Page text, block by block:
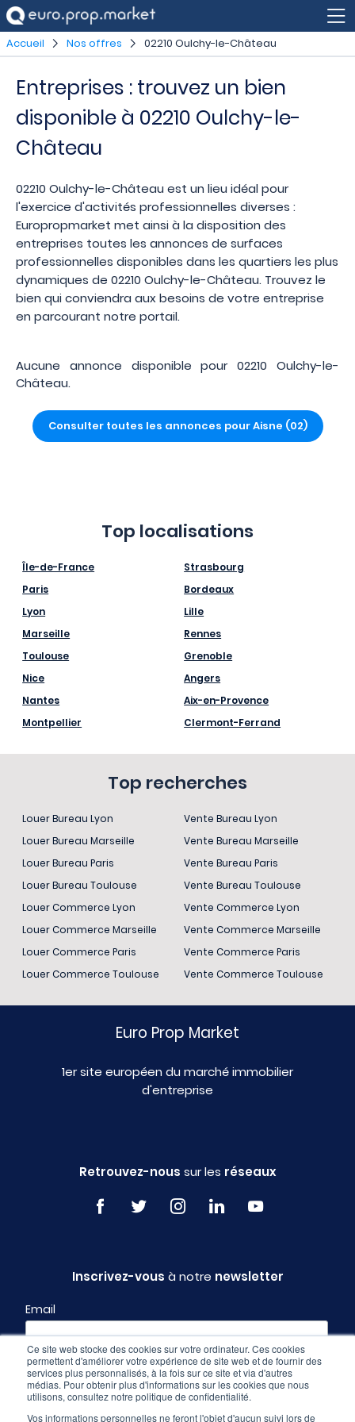
Ce site web stocke des cookies sur votre ordinateur. Ces cookies
permettent d'améliorer votre expérience de site web et de fournir des
services plus personnalisés, à la fois sur ce site et via d'autres
médias. Pour obtenir plus d'informations sur les cookies que nous
utilisons, consultez notre politique de confidentialité.
Vos informations personnelles ne feront l'objet d'aucun suivi lors de
Accueil Nos offres 02210 Oulchy-le-Château
Entreprises : trouvez un bien
disponible à 02210 Oulchy-le-
Château
02210 Oulchy-le-Château est un lieu idéal pour
l'exercice d'activités professionnelles diverses :
Europropmarket met ainsi à la disposition des
entreprises toutes les annonces de surfaces
professionnelles disponibles dans les quartiers les plus
dynamiques de 02210 Oulchy-le-Château. Trouvez le
bien qui conviendra aux besoins de votre entreprise
en parcourant notre portail.
Aucune annonce disponible pour 02210 Oulchy-le-
Château.
Consulter toutes les annonces pour Aisne (02)
Top localisations
Île-de-France
Paris
Lyon
Marseille
Toulouse
Nice
Nantes
Montpellier
Strasbourg
Bordeaux
Lille
Rennes
Grenoble
Angers
Aix-en-Provence
Clermont-Ferrand
Top recherches
Louer Bureau Lyon
Louer Bureau Marseille
Louer Bureau Paris
Louer Bureau Toulouse
Louer Commerce Lyon
Louer Commerce Marseille
Louer Commerce Paris
Louer Commerce Toulouse
Vente Bureau Lyon
Vente Bureau Marseille
Vente Bureau Paris
Vente Bureau Toulouse
Vente Commerce Lyon
Vente Commerce Marseille
Vente Commerce Paris
Vente Commerce Toulouse
Euro Prop Market
1er site européen du marché immobilier
d'entreprise
Retrouvez-nous sur les réseaux
Inscrivez-vous à notre newsletter
Email
Profil